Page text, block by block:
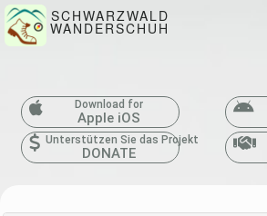
SCHWARZWALD
WANDERSCHUH
Download for
Apple iOS
Unterstützen Sie das Projekt
DONATE